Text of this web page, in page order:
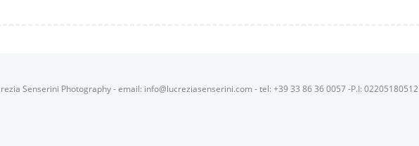
Senserini Photography - email: info@lucreziasenserini.com - tel: +39 33 86 36 0057 -P.I: 02205180512